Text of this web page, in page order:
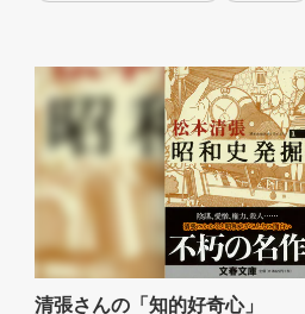
清張さんの「知的好奇心」